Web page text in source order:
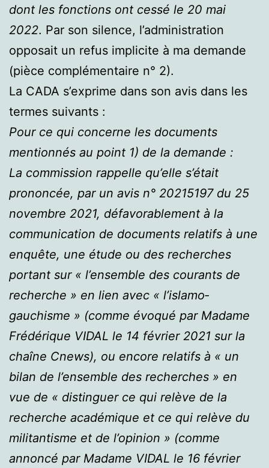
dont les fonctions ont cessé le 20 mai
2022. Par son silence, l’administration
opposait un refus implicite à ma demande
(pièce complémentaire n° 2).
La CADA s’exprime dans son avis dans les
termes suivants :
Pour ce qui concerne les documents
mentionnés au point 1) de la demande :
La commission rappelle qu’elle s’était
prononcée, par un avis n° 20215197 du 25
novembre 2021, défavorablement à la
communication de documents relatifs à une
enquête, une étude ou des recherches
portant sur « l’ensemble des courants de
recherche » en lien avec « l’islamo‐
gauchisme » (comme évoqué par Madame
Frédérique VIDAL le 14 février 2021 sur la
chaîne Cnews), ou encore relatifs à « un
bilan de l’ensemble des recherches » en
vue de « distinguer ce qui relève de la
recherche académique et ce qui relève du
militantisme et de l’opinion » (comme
annoncé par Madame VIDAL le 16 février